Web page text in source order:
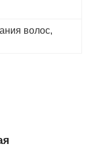
волос,